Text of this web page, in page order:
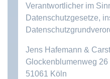
Verantwortlicher im
Datenschutzgesetze,
Jens Hafemann &
Glockenblumenweg 26
51061 Köln